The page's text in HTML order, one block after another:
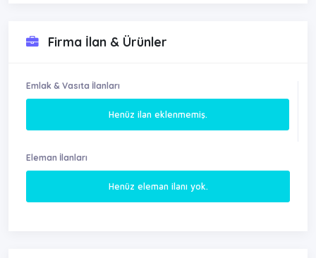
Firma İlan & Ürünler
Emlak & Vasıta İlanları
Henüz ilan eklenmemiş.
Eleman İlanları
Henüz eleman ilanı yok.